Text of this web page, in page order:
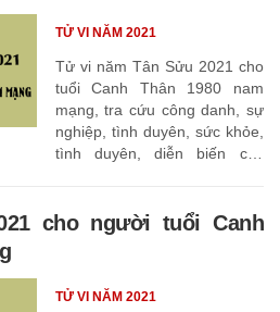
Tử vi năm Tân Sửu 2021 cho
tuổi Canh Thân 1980 nam
mạng, tra cứu công danh, sự
nghiệp, tình duyên, sức khỏe,
tình duyên, diễn biến các
TỬ VI NĂM 2021
cho người tuổi Canh
TỬ VI NĂM 2021